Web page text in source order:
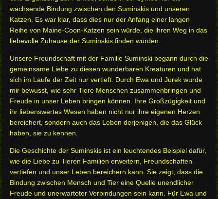
wachsende Bindung zwischen den Suminskis und unseren
Katzen. Es war klar, dass dies nur der Anfang einer langen
Reihe von Maine-Coon-Katzen sein würde, die ihren Weg in das
liebevolle Zuhause der Suminskis finden würden.
Unsere Freundschaft mit der Familie Suminski begann durch die
gemeinsame Liebe zu diesen wunderbaren Kreaturen und hat
sich im Laufe der Zeit nur vertieft. Durch Ewa und Jurek wurde
mir bewusst, wie sehr Tiere Menschen zusammenbringen und
Freude in unser Leben bringen können. Ihre Großzügigkeit und
ihr liebenswertes Wesen haben nicht nur ihre eigenen Herzen
bereichert, sondern auch das Leben derjenigen, die das Glück
haben, sie zu kennen.
Die Geschichte der Suminskis ist ein leuchtendes Beispiel dafür,
wie die Liebe zu Tieren Familien erweitern, Freundschaften
vertiefen und unser Leben bereichern kann. Sie zeigt, dass die
Bindung zwischen Mensch und Tier eine Quelle unendlicher
Freude und unerwarteter Verbindungen sein kann. Für Ewa und